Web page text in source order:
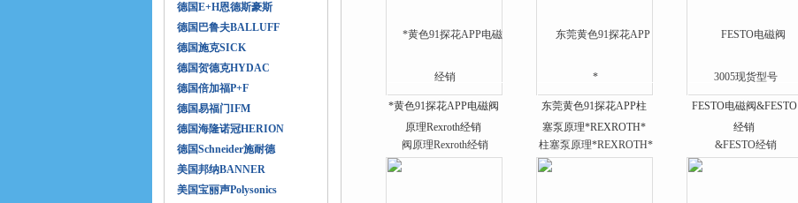
德国E+H恩德斯豪斯
德国巴鲁夫BALLUFF
德国施克SICK
德国贺德克HYDAC
德国倍加福P+F
德国易福门IFM
德国海隆诺冠HERION
德国Schneider施耐德
美国邦纳BANNER
美国宝丽声Polysonics
*黄色91探花APP电磁阀
原理Rexroth经销
东莞黄色91探花APP柱
塞泵原理*REXROTH*
FESTO电磁阀&FESTO
经销